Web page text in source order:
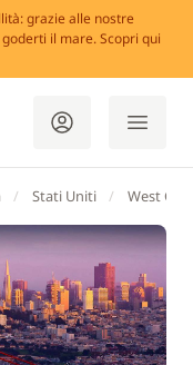
grazie alle nostre
il mare. Scopri qui
Stati Uniti West